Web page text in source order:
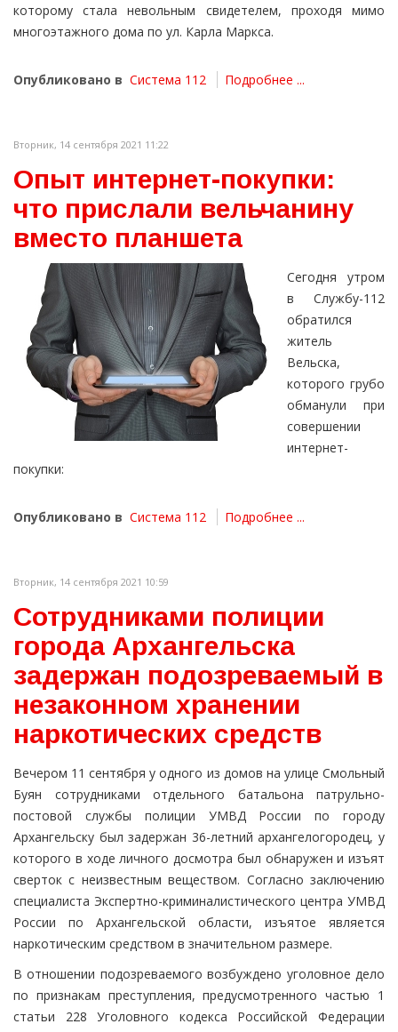
которому стала невольным свидетелем, проходя мимо
многоэтажного дома по ул. Карла Маркса.
Опубликовано в Система 112 Подробнее ...
Вторник, 14 сентября 2021 11:22
Опыт интернет-покупки:
что прислали вельчанину
вместо планшета
Сегодня утром
в Службу-112
обратился
житель
Вельска,
которого грубо
обманули при
совершении
интернет-
покупки:
Опубликовано в Система 112 Подробнее ...
Вторник, 14 сентября 2021 10:59
Сотрудниками полиции
города Архангельска
задержан подозреваемый в
незаконном хранении
наркотических средств
Вечером 11 сентября у одного из домов на улице Смольный
Буян сотрудниками отдельного батальона патрульно-
постовой службы полиции УМВД России по городу
Архангельску был задержан 36-летний архангелогородец, у
которого в ходе личного досмотра был обнаружен и изъят
сверток с неизвестным веществом. Согласно заключению
специалиста Экспертно-криминалистического центра УМВД
России по Архангельской области, изъятое является
наркотическим средством в значительном размере.
В отношении подозреваемого возбуждено уголовное дело
по признакам преступления, предусмотренного частью 1
статьи 228 Уголовного кодекса Российской Федерации